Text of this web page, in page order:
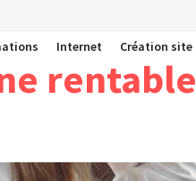
Internet Création site
rentable